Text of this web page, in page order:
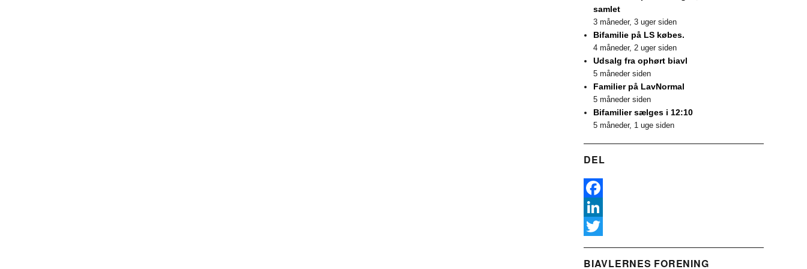
samlet
3 måneder, 3 uger siden
Bifamilie på LS købes.
4 måneder, 2 uger siden
Udsalg fra ophørt biavl
5 måneder siden
Familier på LavNormal
5 måneder siden
Bifamilier sælges i 12:10
5 måneder, 1 uge siden
DEL
F
a
e
L
nw
BIAVLERNES FORENING